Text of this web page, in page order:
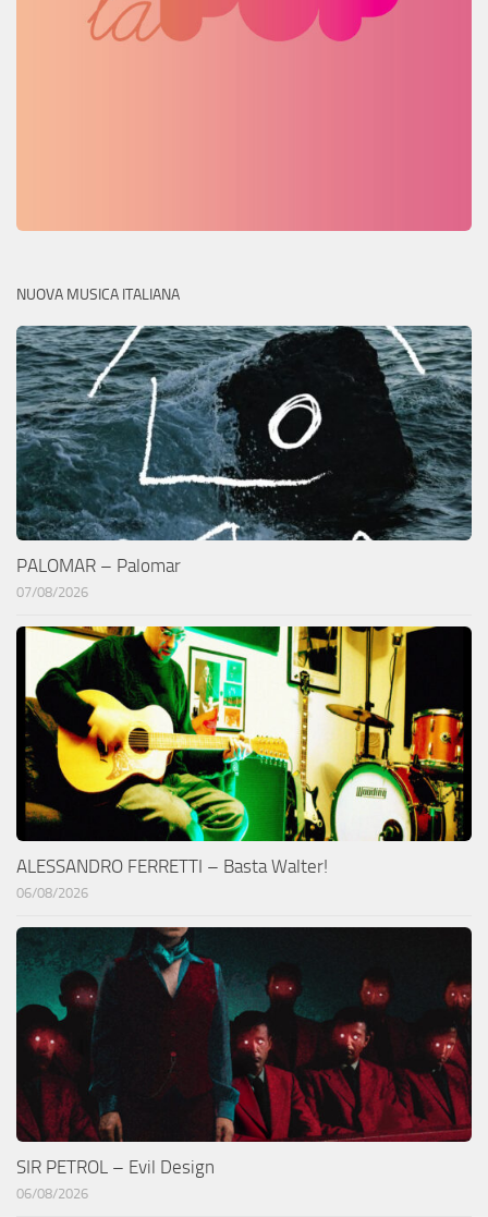
NUOVA MUSICA ITALIANA
PALOMAR – Palomar
07/08/2026
ALESSANDRO FERRETTI – Basta Walter!
06/08/2026
SIR PETROL – Evil Design
06/08/2026